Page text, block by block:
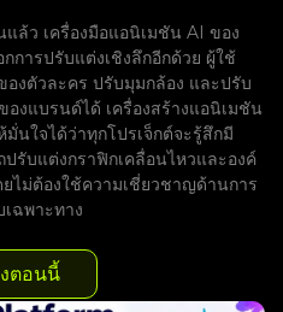
ล้ว เครื่องมือแอนิเมชัน AI ของ
การปรับแต่งเชิงลึกอีกด้วย ผู้ใช้
งตัวละคร ปรับมุมกล้อง และปรับ
งแบรนด์ได้ เครื่องสร้างแอนิเมชัน
นใจได้ว่าทุกโปรเจ็กต์จะรู้สึกมี
รับแต่งกราฟิกเคลื่อนไหวและองค์
ไม่ต้องใช้ความเชี่ยวชาญด้านการ
ฉพาะทาง
ตอนนี้